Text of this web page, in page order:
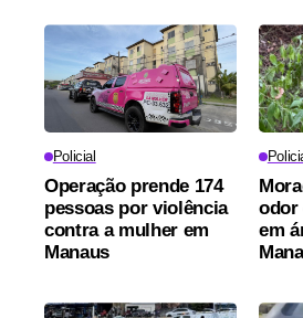
Policial
Operação prende 174
pessoas por violência
contra a mulher em
Manaus
odor
em